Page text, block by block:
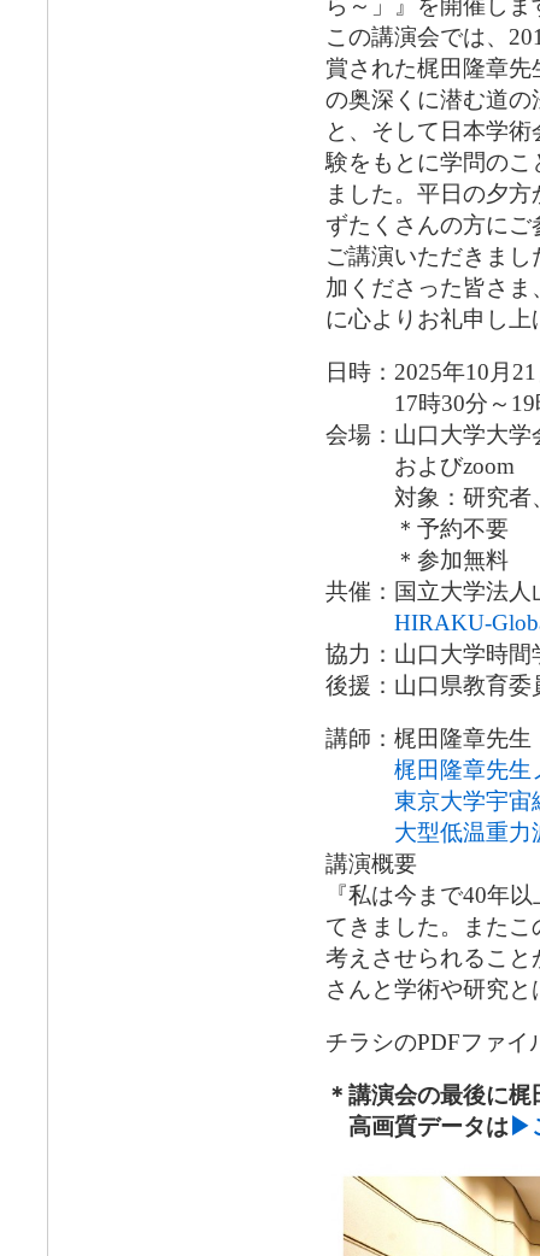
ら～」』を開催しま
この講演会では、
賞された梶田隆章
の奥深くに潜む道
と、そして日本学
験をもとに学問の
ました。平日の夕
ずたくさんの方に
ご講演いただきま
加くださった皆さ
に心よりお礼申し上
日時：2025年10月
17時30分～19時
会場：山口大学大学
およびzoom
対象：研究者、
＊予約不要
＊参加無料
共催：国立大学法人
HIRAKU-
協力：山口大学時間
後援：山口県教育
講師：梶田隆章先
梶田隆章先生
東京大学宇宙
大型低温重
講演概要
『私は今まで40年
てきました。また
考えさせられるこ
さんと学術や研究
チラシのPDFファイ
＊講演会の最後に
高画質データは ▶